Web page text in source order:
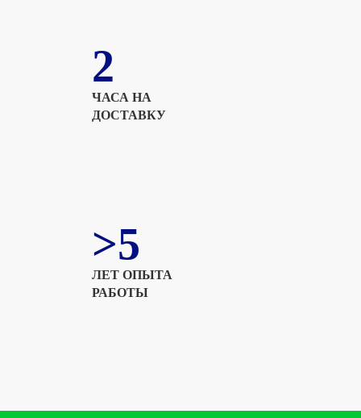
2
ЧАСА НА
ДОСТАВКУ
>5
ЛЕТ ОПЫТА
РАБОТЫ